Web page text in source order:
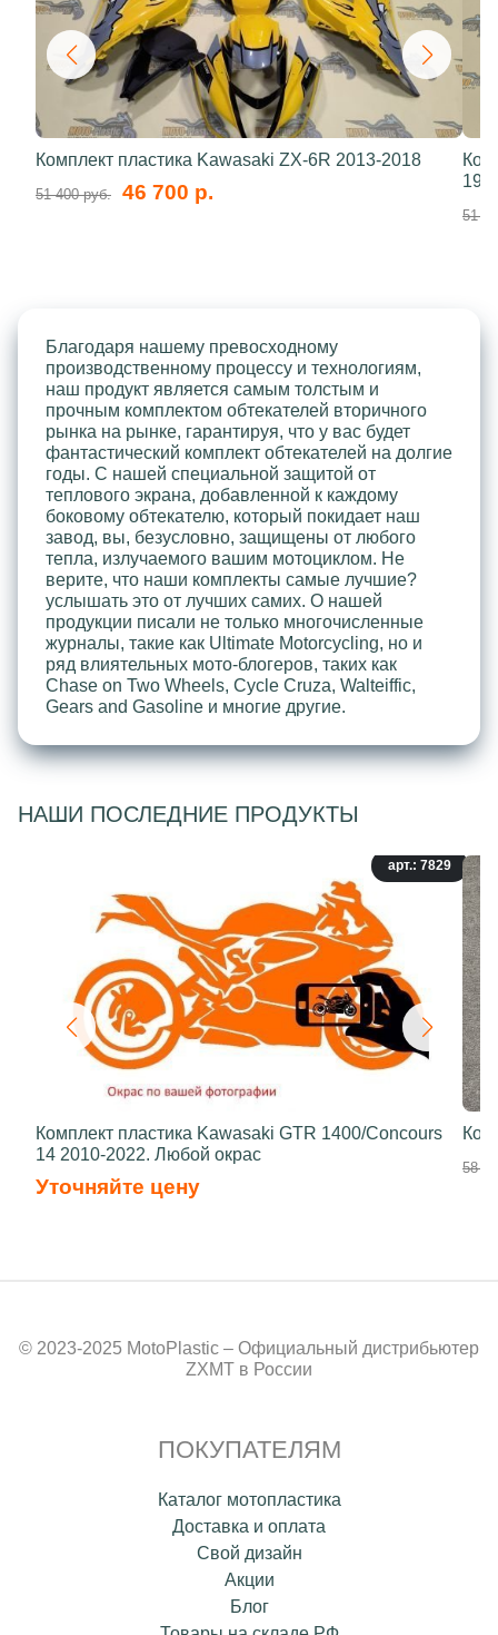
Комплект пластика Kawasaki ZX-6R 2013-2018
51 400 руб. 46 700 р.
51
Благодаря нашему превосходному
производственному процессу и технологиям,
наш продукт является самым толстым и
прочным комплектом обтекателей вторичного
рынка на рынке, гарантируя, что у вас будет
фантастический комплект обтекателей на долгие
годы. С нашей специальной защитой от
теплового экрана, добавленной к каждому
боковому обтекателю, который покидает наш
завод, вы, безусловно, защищены от любого
тепла, излучаемого вашим мотоциклом. Не
верите, что наши комплекты самые лучшие?
услышать это от лучших самих. О нашей
продукции писали не только многочисленные
журналы, такие как Ultimate Motorcycling, но и
ряд влиятельных мото-блогеров, таких как
Chase on Two Wheels, Cycle Cruza, Walteiffic,
Gears and Gasoline и многие другие.
НАШИ ПОСЛЕДНИЕ ПРОДУКТЫ
арт.: 7829
Комплект пластика Kawasaki GTR 1400/Concours
14 2010-2022. Любой окрас
Уточняйте цену
58
© 2023-2025 MotoPlastic – Официальный дистрибьютер
ZXMT в России
ПОКУПАТЕЛЯМ
Каталог мотопластика
Доставка и оплата
Свой дизайн
Акции
Блог